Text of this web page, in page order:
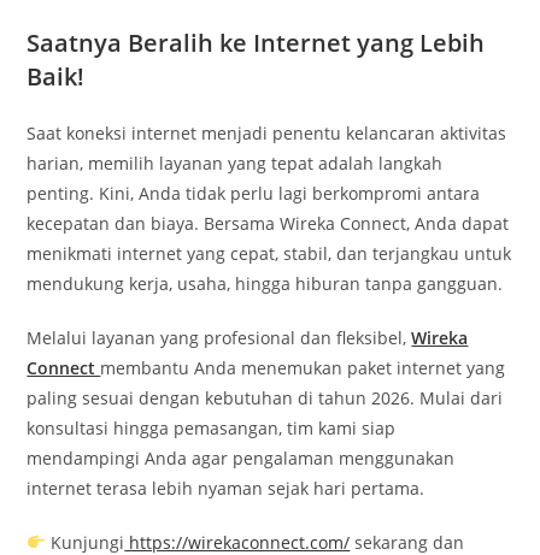
Saatnya Beralih ke Internet yang Lebih
Baik!
Saat koneksi internet menjadi penentu kelancaran aktivitas
harian, memilih layanan yang tepat adalah langkah
penting. Kini, Anda tidak perlu lagi berkompromi antara
kecepatan dan biaya. Bersama Wireka Connect, Anda dapat
menikmati internet yang cepat, stabil, dan terjangkau untuk
mendukung kerja, usaha, hingga hiburan tanpa gangguan.
Melalui layanan yang profesional dan fleksibel,Wireka
Connect membantu Anda menemukan paket internet yang
paling sesuai dengan kebutuhan di tahun 2026. Mulai dari
konsultasi hingga pemasangan, tim kami siap
mendampingi Anda agar pengalaman menggunakan
internet terasa lebih nyaman sejak hari pertama.
Kunjungi https://wirekaconnect.com/ sekarang dan